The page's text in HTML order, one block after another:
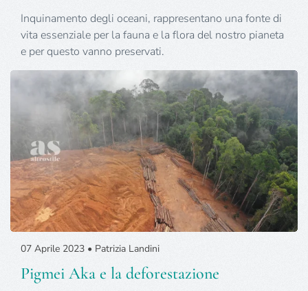
Inquinamento degli oceani, rappresentano una fonte di
vita essenziale per la fauna e la flora del nostro pianeta
e per questo vanno preservati.
07 Aprile 2023 • Patrizia Landini
Pigmei Aka e la deforestazione